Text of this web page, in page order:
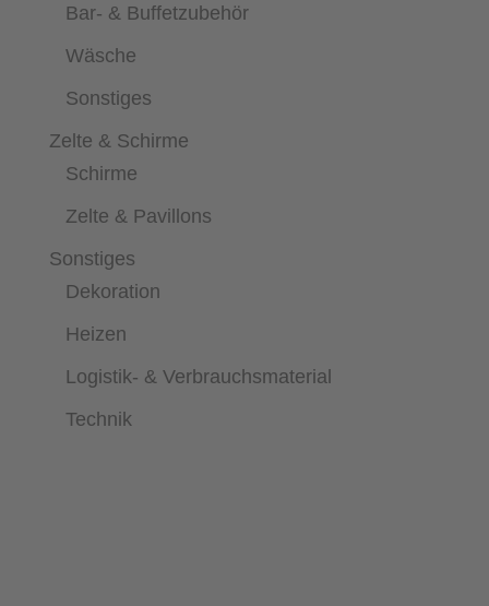
Bar- & Buffetzubehör
Wäsche
Sonstiges
Zelte & Schirme
Schirme
Zelte & Pavillons
Sonstiges
Dekoration
Heizen
Logistik- & Verbrauchsmaterial
Technik